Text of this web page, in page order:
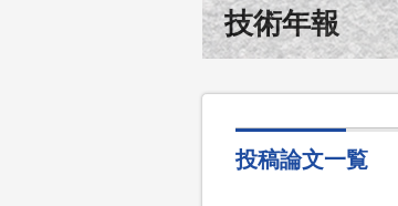
技術年報
投稿論文一覧